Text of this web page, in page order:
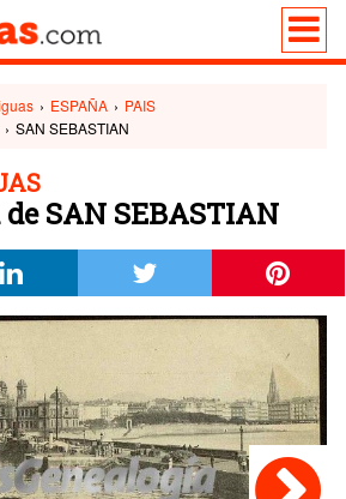
› ESPAÑA › PAIS
› SAN SEBASTIAN
SAN SEBASTIAN